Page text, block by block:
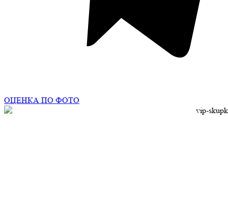
ОЦЕНКА ПО ФОТО